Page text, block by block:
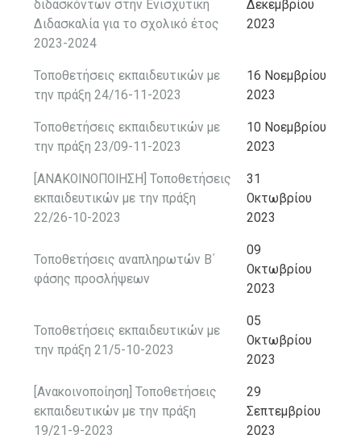
διδασκόντων στην Ενισχυτική
Διδασκαλία για το σχολικό έτος
2023-2024
Δεκεμβρίου
2023
Τοποθετήσεις εκπαιδευτικών με
την πράξη 24/16-11-2023
16 Νοεμβρίου
2023
Τοποθετήσεις εκπαιδευτικών με
την πράξη 23/09-11-2023
10 Νοεμβρίου
2023
[ΑΝΑΚΟΙΝΟΠΟΙΗΣΗ] Τοποθετήσεις
εκπαιδευτικών με την πράξη
22/26-10-2023
31
Οκτωβρίου
2023
Τοποθετήσεις αναπληρωτών Β΄
φάσης προσλήψεων
09
Οκτωβρίου
2023
Τοποθετήσεις εκπαιδευτικών με
την πράξη 21/5-10-2023
05
Οκτωβρίου
2023
[Ανακοινοποίηση] Τοποθετήσεις
εκπαιδευτικών με την πράξη
19/21-9-2023
29
Σεπτεμβρίου
2023